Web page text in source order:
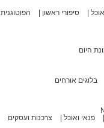
אוכל סיפורי ראשון
הפוטוגנית
היום
בלוגים אורחים
פנאי ואוכל
צרכנות ועסקים